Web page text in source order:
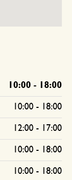
10:00 - 18:00
10:00 - 18:00
12:00 - 17:00
10:00 - 18:00
10:00 - 18:00